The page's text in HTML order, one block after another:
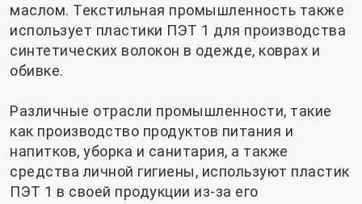
маслом. Текстильная промышленность также
использует пластики ПЭТ 1 для производства
синтетических волокон в одежде, коврах и
обивке.
Различные отрасли промышленности, такие
как производство продуктов питания и
напитков, уборка и санитария, а также
средства личной гигиены, используют пластик
ПЭТ 1 в своей продукции из-за его